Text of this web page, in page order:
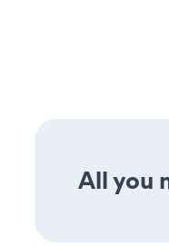
All you